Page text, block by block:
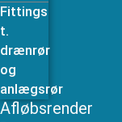
Fittings
t.
drænrør
og
anlægsrør
Afløbsrender